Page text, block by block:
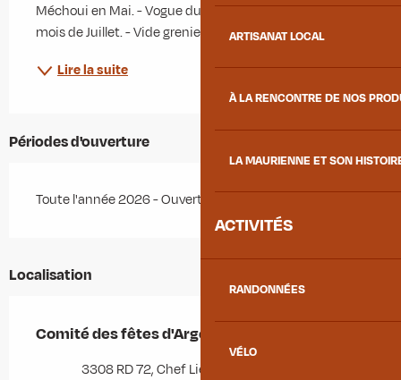
ARTISANAT LOCAL
À LA RENCONTRE DE NOS
LA MAURIENNE ET SON
ACTIVITÉS
RANDONNÉES
VÉLO
Méchoui en Mai. - Vogue du village le 1er samedi du
mois de Juillet. - Vide grenier en octobre, etc...
Lire la suite
Périodes d'ouverture
Toute l'année 2026 - Ouvert tous les jours
Localisation
Comité des fêtes d'Argentine
3308 RD 72, Chef Lieu, 73220 Argentine